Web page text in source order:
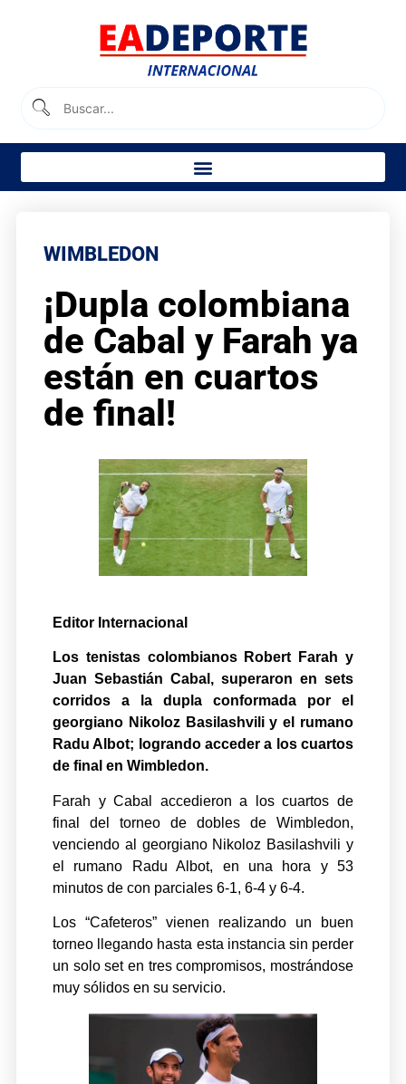
WIMBLEDON
¡Dupla colombiana
de Cabal y Farah ya
están en cuartos
de final!
Editor Internacional
Los tenistas colombianos Robert Farah y
Juan Sebastián Cabal, superaron en sets
corridos a la dupla conformada por el
georgiano Nikoloz Basilashvili y el rumano
Radu Albot; logrando acceder a los cuartos
de final en Wimbledon.
Farah y Cabal accedieron a los cuartos de
final del torneo de dobles de Wimbledon,
venciendo al georgiano Nikoloz Basilashvili y
el rumano Radu Albot, en una hora y 53
minutos de con parciales 6-1, 6-4 y 6-4.
Los “Cafeteros” vienen realizando un buen
torneo llegando hasta esta instancia sin perder
un solo set en tres compromisos, mostrándose
muy sólidos en su servicio.